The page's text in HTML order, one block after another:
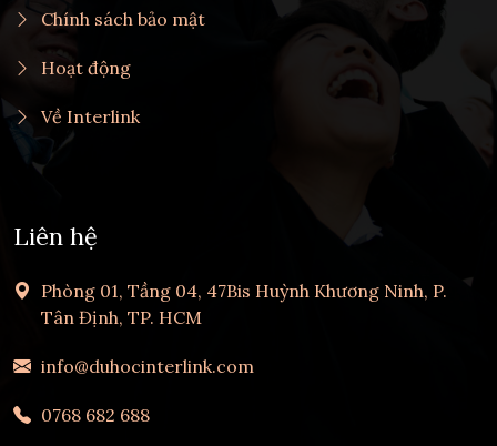
Chính sách bảo mật
Hoạt động
Về Interlink
Liên hệ
Phòng 01, Tầng 04, 47Bis Huỳnh Khương Ninh, P.
Tân Định, TP. HCM
info@duhocinterlink.com
0768 682 688